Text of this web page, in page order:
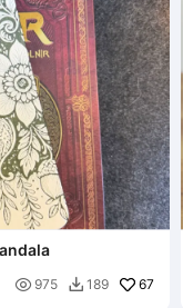
 975  189 67